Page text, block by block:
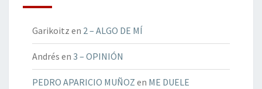
Garikoitz en 2 – ALGO DE MÍ
Andrés en 3 – OPINIÓN
PEDRO APARICIO MUÑOZ en ME DUELE